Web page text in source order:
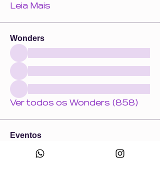
Leia Mais
Wonders
Ver todos os Wonders (858)
Eventos
+ Andrade Máquinas na Febratex 2026'